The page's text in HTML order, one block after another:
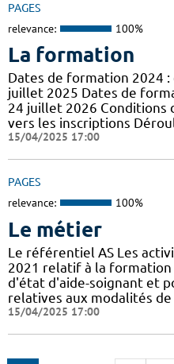
PAGES
relevance: 100%
La formation
Dates de formation 2024
juillet 2025 Dates de
24 juillet 2026 Conditions
vers les inscriptions
15/04/2025 17:00
PAGES
relevance: 100%
Le métier
Le référentiel AS Les
2021 relatif à la
d'état d'aide-soignant et
relatives aux modalités
15/04/2025 17:00